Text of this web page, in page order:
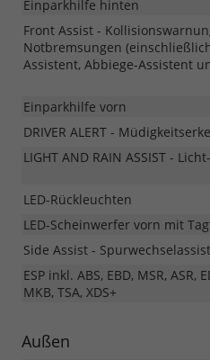
Einparkhilfe hinten
Front Assist -
Notbremsungen
Assistent, Abbiege-Assistent
Einparkhilfe vorn
DRIVER ALERT -
LIGHT AND RAIN ASSIST -
LED-Rückleuchten
LED-Scheinwerfer vorn mit
Side Assist -
ESP inkl. ABS, EBD, MSR, ASR,
MKB, TSA, XDS+
Außen